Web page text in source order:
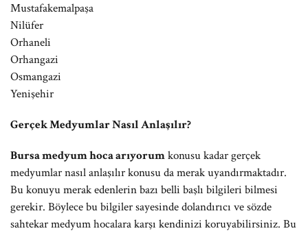
Mustafakemalpaşa
Nilüfer
Orhaneli
Orhangazi
Osmangazi
Yenişehir
Gerçek Medyumlar Nasıl Anlaşılır?
Bursa medyum hoca arıyorumkonusu kadar gerçek
medyumlar nasıl anlaşılır konusu da merak uyandırmaktadır.
Bu konuyu merak edenlerin bazı belli başlı bilgileri bilmesi
gerekir. Böylece bu bilgiler sayesinde dolandırıcı ve sözde
sahtekar medyum hocalara karşı kendinizi koruyabilirsiniz. Bu